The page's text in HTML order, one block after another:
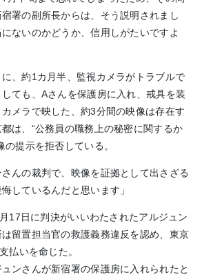
署の副所長からは、そう説明されまし
ないのかどうか、信用しがたいですよ
、約1カ月半、監視カメラがトラブルで
ても、Aさんを保護房に入れ、戒具を装
メラで映した、約3分間の映像は存在す
は、“公務員の職務上の秘密に関するか
の提示を拒否している。
さんの裁判で、映像を証拠として出さざる
しているんだと思います」
17日に判決がいいわたされたアルジュン
留置担当官の救護義務違反を認め、東京
払いを命じた。
ンさんが新宿署の保護房に入れられたと